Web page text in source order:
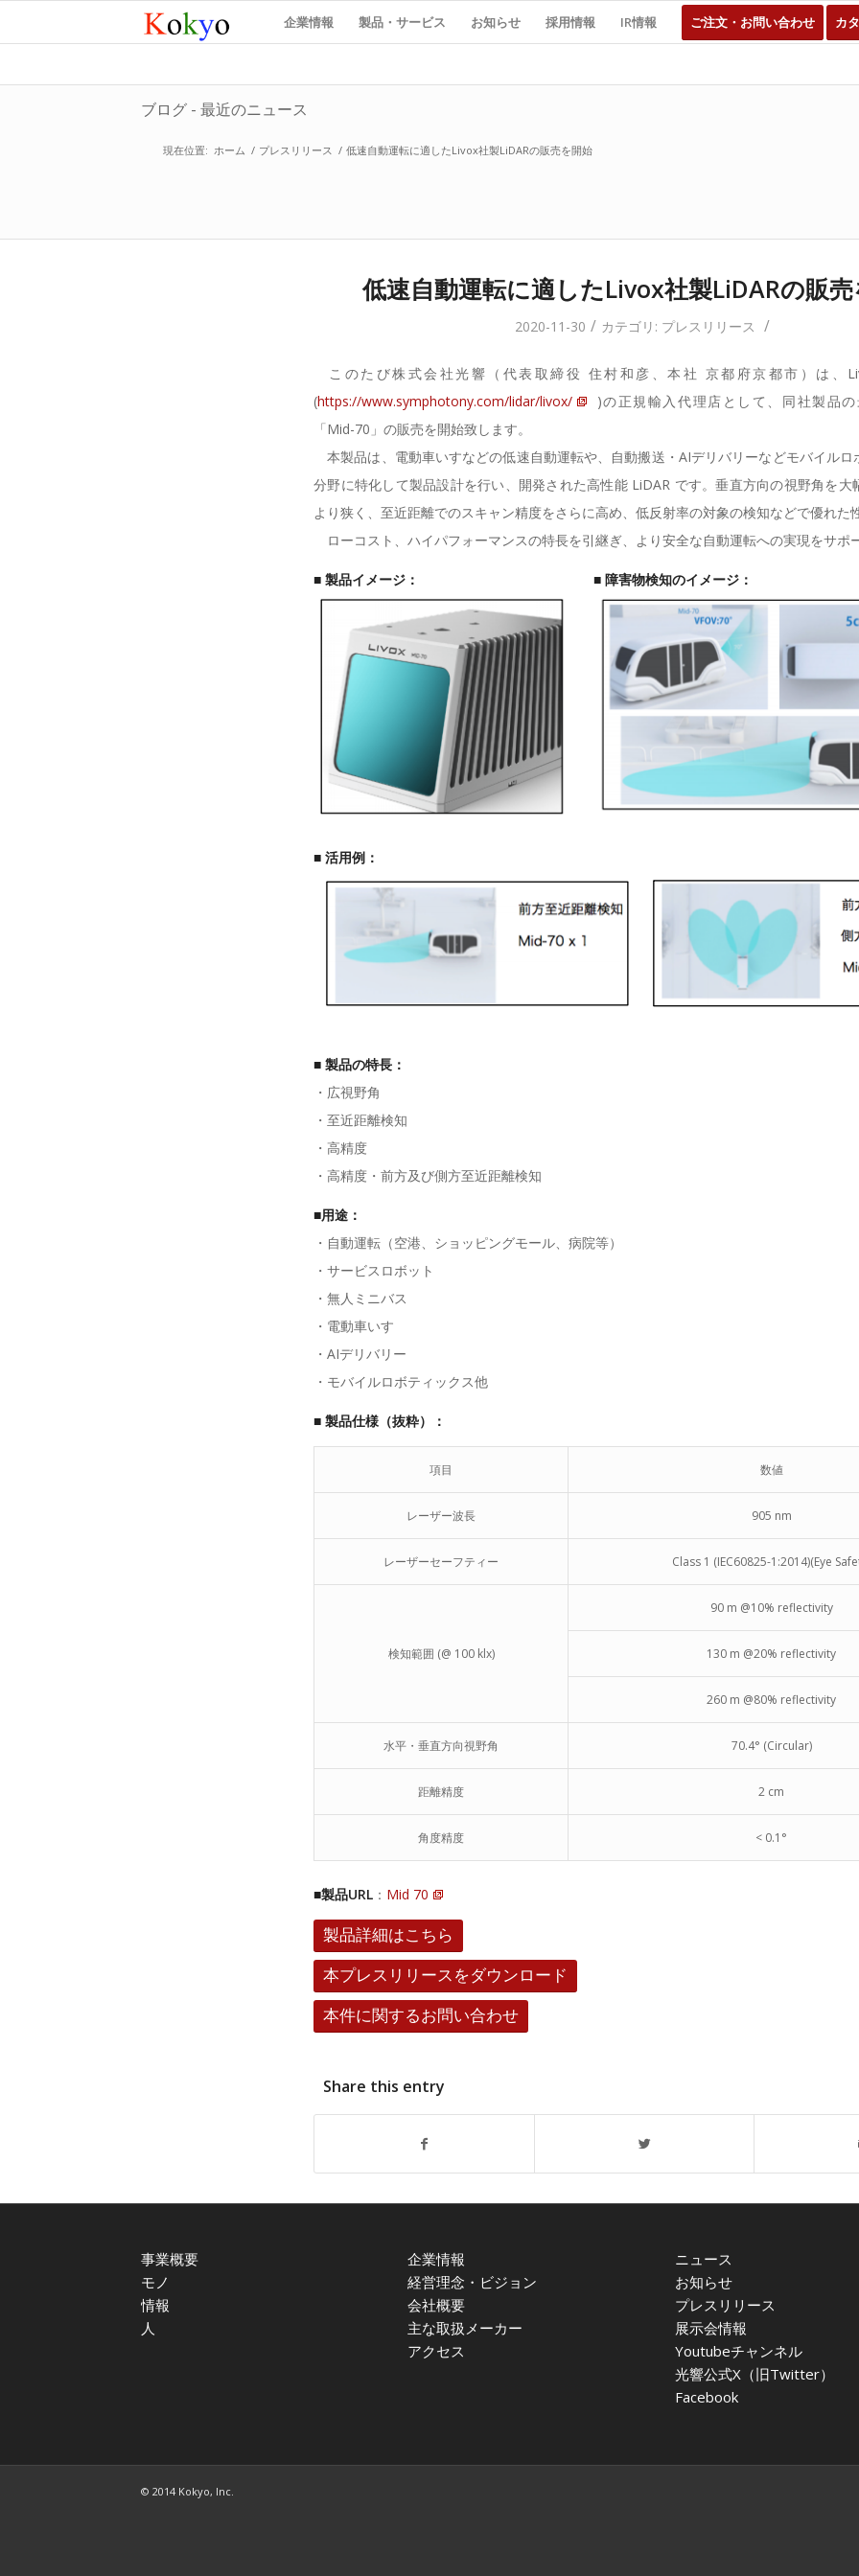
企業情報 製品・サービス お知らせ 採用情報 IR情報 ご注文・お問い合わせ カ
ブログ - 最近のニュース
現在位置: ホーム / プレスリリース / 低速自動運転に適したLivox社製LiDARの販売を開始
低速自動運転に適したLivox社製LiDARの販
2020-11-30 / カテゴリ: プレスリリース /
このたび株式会社光響（代表取締役 住村和彦、本社 京都府京都市）は、
(https://www.symphotony.com/lidar/livox/
)の正規輸入代理店として、同社製品
「Mid-70」の販売を開始致します。
本製品は、電動車いすなどの低速自動運転や、自動搬送・AIデリバリーなどモバイルロ
分野に特化して製品設計を行い、開発された高性能 LiDAR です。垂直方向の視野角を大
より狭く、至近距離でのスキャン精度をさらに高め、低反射率の対象の検知などで優れた
ローコスト、ハイパフォーマンスの特長を引継ぎ、より安全な自動運転への実現をサポ
■ 製品イメージ： ■ 障害物検知のイメージ：
■ 活用例：
■ 製品の特長：
・広視野角
・至近距離検知
・高精度
・高精度・前方及び側方至近距離検知
■用途：
・自動運転（空港、ショッピングモール、病院等）
・サービスロボット
・無人ミニバス
・電動車いす
・AIデリバリー
・モバイルロボティックス他
■ 製品仕様（抜粋）：
項目 数値
レーザー波長 905 nm
レーザーセーフティー Class 1 (IEC60825-1:2014)(Eye
検知範囲 (@ 100 klx)
90 m @10% reflectivity
130 m @20% reflectivity
260 m @80% reflectivity
水平・垂直方向視野角 70.4° (Circular)
距離精度 2 cm
角度精度 < 0.1°
■製品URL ： Mid 70
製品詳細はこちら
本プレスリリースをダウンロード
本件に関するお問い合わせ
Share this entry
事業概要
モノ
情報
人
企業情報
経営理念・ビジョン
会社概要
主な取扱メーカー
アクセス
ニュース
お知らせ
プレスリリース
展示会情報
Youtubeチャンネル
光響公式X（旧Twitter）
Facebook
© 2014 Kokyo, Inc.